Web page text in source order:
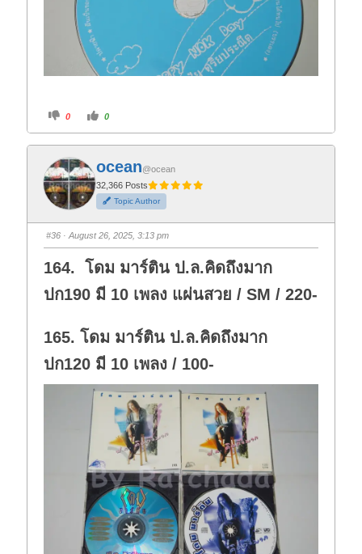
C
i
k
f
o
r
t
h
u
m
d
o
n
.
0
C
i
k
o
r
t
h
u
m
u
p
0
ocean@ocean
32,366 Posts
Topic Author
#36 · August 26, 2025, 3:13 pm
164. โดม มาร์ติน ป.ล.คิดถึงมาก
ปก190 มี 10 เพลง แผ่นสวย / SM / 220-
165. โดม มาร์ติน ป.ล.คิดถึงมาก
ปก120 มี 10 เพลง / 100-